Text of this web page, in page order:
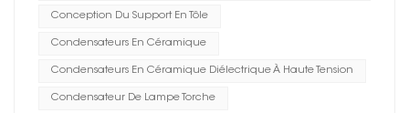
Conception Du Support En Tôle
Condensateurs En Céramique
Condensateurs En Céramique Diélectrique À Haute Tension
Condensateur De Lampe Torche